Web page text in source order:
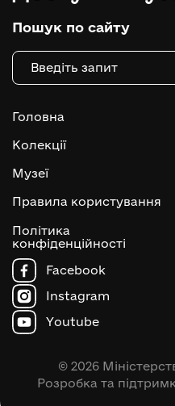
Пошук по сайту
Головна
Колекції
Музеї
Правила користування
Політика
конфіденційності
Facebook
Instagram
Youtube
© 2026
Розробка та